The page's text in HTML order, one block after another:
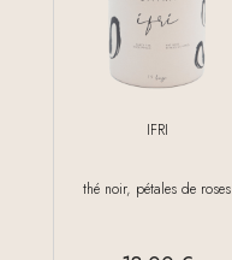
IFRI
thé noir, pétales de roses